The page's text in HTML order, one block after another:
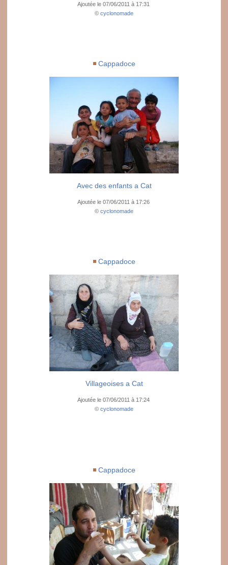
Ajoutée le 07/06/2011 à 17:31
© cyclonomade
Cappadoce
Avec des enfants a Cat
Ajoutée le 07/06/2011 à 17:26
© cyclonomade
Cappadoce
Villageoises a Cat
Ajoutée le 07/06/2011 à 17:24
© cyclonomade
Cappadoce